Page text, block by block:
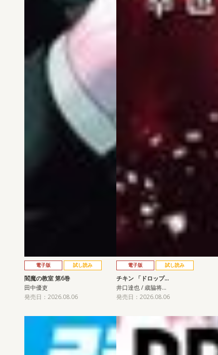
電子版 試し読み
閻魔の教室 第6巻
田中優吏
発売日：2026.08.06
電子版 試し読み
チキン 「ドロップ…
井口達也 / 歳脇将…
発売日：2026.08.06